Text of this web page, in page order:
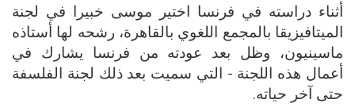
أثناء دراسته في فرنسا اختير موسى خبيرا في لجنة
الميتافيزيقا بالمجمع اللغوي بالقاهرة، رشحه لها أستاذه
ماسينيون، وظل بعد عودته من فرنسا يشارك في
أعمال هذه اللجنة - التي سميت بعد ذلك لجنة الفلسفة
حتى آخر حياته.